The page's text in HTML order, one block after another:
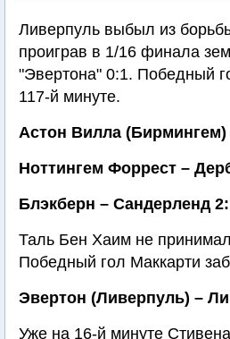
Ливерпуль выбыл из
проиграв в 1/16 финала
"Эвертона" 0:1. Победный
117-й минуте.
Астон Вилла (Бирмингем)
Ноттингем Форрест –
Блэкберн – Сандерленд
Таль Бен Хаим не принимал
Победный гол Маккарти
Эвертон (Ливерпуль) –
Уже на 16-й минуте